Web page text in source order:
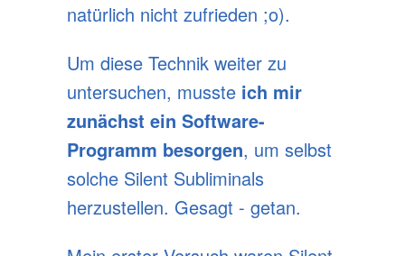
natürlich nicht zufrieden ;o).
Um diese Technik weiter zu
untersuchen, musste ich mir
zunächst ein Software-
Programm besorgen, um selbst
solche Silent Subliminals
herzustellen. Gesagt - getan.